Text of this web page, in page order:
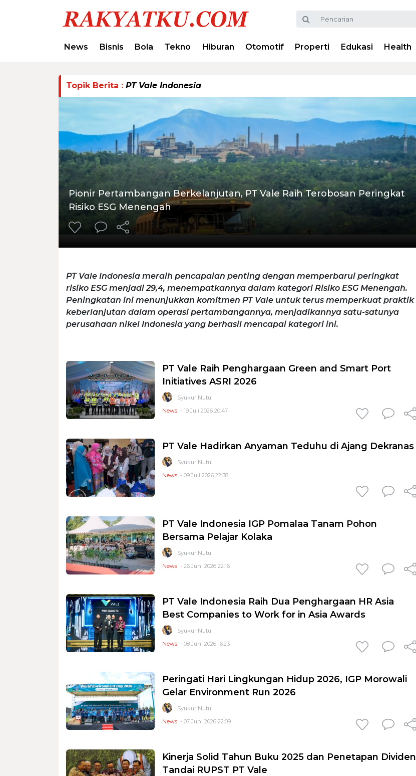
News Bisnis Bola Tekno Hiburan Otomotif Properti Edukasi Health
Topik Berita : PT Vale Indonesia
Pionir Pertambangan Berkelanjutan, PT Vale Raih Terobosan Peringkat
Risiko ESG Menengah
PT Vale Indonesia meraih pencapaian penting dengan memperbarui peringkat
risiko ESG menjadi 29,4, menempatkannya dalam kategori Risiko ESG Menengah.
Peningkatan ini menunjukkan komitmen PT Vale untuk terus memperkuat praktik
keberlanjutan dalam operasi pertambangannya, menjadikannya satu-satunya
perusahaan nikel Indonesia yang berhasil mencapai kategori ini.
PT Vale Raih Penghargaan Green and Smart Port
Initiatives ASRI 2026
Syukur Nutu
News - 19 Juli 2026 20:47
PT Vale Hadirkan Anyaman Teduhu di Ajang Dekranas
Syukur Nutu
News - 09 Juli 2026 22:38
PT Vale Indonesia IGP Pomalaa Tanam Pohon
Bersama Pelajar Kolaka
Syukur Nutu
News - 26 Juni 2026 22:16
PT Vale Indonesia Raih Dua Penghargaan HR Asia
Best Companies to Work for in Asia Awards
Syukur Nutu
News - 08 Juni 2026 16:23
Peringati Hari Lingkungan Hidup 2026, IGP Morowali
Gelar Environment Run 2026
Syukur Nutu
News - 07 Juni 2026 22:09
Kinerja Solid Tahun Buku 2025 dan Penetapan Dividen
Tandai RUPST PT Vale